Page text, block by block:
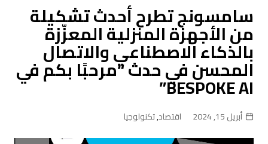
سامسونج تطرح أحدث تشكيلة
من الأجهزة المنزلية المعزّزة
بالذكاء الاصطناعي والاتصال
المحسن في حدث “مرحبًا بكم في
BESPOKE AI”
أبريل 15, 2024 اقتصاد,تكنولوجيا